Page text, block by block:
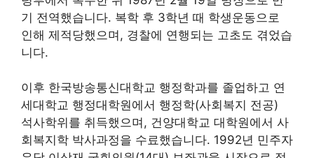
기 전역했습니다. 복학 후 3학년 때 학생운동으로
인해 제적당했으며, 경찰에 연행되는 고초도 겪었습
니다.
이후 한국방송통신대학교 행정학과를 졸업하고 연
세대학교 행정대학원에서 행정학(사회복지 전공)
석사학위를 취득했으며, 건양대학교 대학원에서 사
회복지학 박사과정을 수료했습니다. 1992년 민주자